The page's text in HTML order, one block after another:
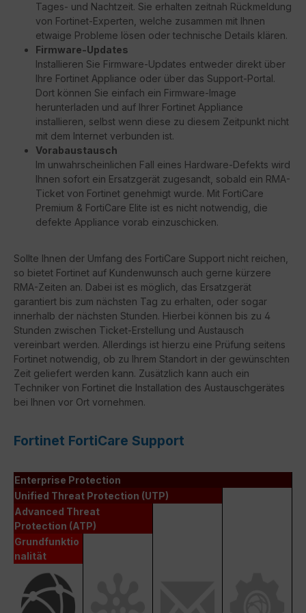
Tages- und Nachtzeit. Sie erhalten zeitnah Rückmeldung
von Fortinet-Experten, welche zusammen mit Ihnen
etwaige Probleme lösen oder technische Details klären.
Firmware-Updates
Installieren Sie Firmware-Updates entweder direkt über
Ihre Fortinet Appliance oder über das Support-Portal.
Dort können Sie einfach ein Firmware-Image
herunterladen und auf Ihrer Fortinet Appliance
installieren, selbst wenn diese zu diesem Zeitpunkt nicht
mit dem Internet verbunden ist.
Vorabaustausch
Im unwahrscheinlichen Fall eines Hardware-Defekts wird
Ihnen sofort ein Ersatzgerät zugesandt, sobald ein RMA-
Ticket von Fortinet genehmigt wurde. Mit FortiCare
Premium & FortiCare Elite ist es nicht notwendig, die
defekte Appliance vorab einzuschicken.
Sollte Ihnen der Umfang des FortiCare Support nicht reichen,
so bietet Fortinet auf Kundenwunsch auch gerne kürzere
RMA-Zeiten an. Dabei ist es möglich, das Ersatzgerät
garantiert bis zum nächsten Tag zu erhalten, oder sogar
innerhalb der nächsten Stunden. Hierbei können bis zu 4
Stunden zwischen Ticket-Erstellung und Austausch
vereinbart werden. Allerdings ist hierzu eine Prüfung seitens
Fortinet notwendig, ob zu Ihrem Standort in der gewünschten
Zeit geliefert werden kann. Zusätzlich kann auch ein
Techniker von Fortinet die Installation des Austauschgerätes
bei Ihnen vor Ort vornehmen.
Fortinet FortiCare Support
Enterprise Protection
Unified Threat Protection (UTP)
Advanced Threat
Protection (ATP)
Grundfunktio
nalität